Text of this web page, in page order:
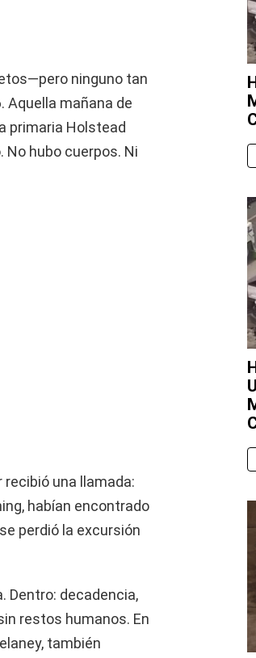
ninguno tan
Aquella mañana de
primaria Holstead
No hubo cuerpos. Ni
una llamada:
habían encontrado
perdió la excursión
Dentro: decadencia,
restos humanos. En
también